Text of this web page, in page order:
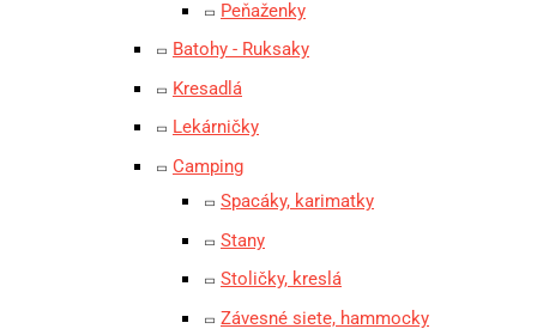
Peňaženky
Batohy - Ruksaky
Kresadlá
Lekárničky
Camping
Spacáky, karimatky
Stany
Stoličky, kreslá
Závesné siete, hammocky